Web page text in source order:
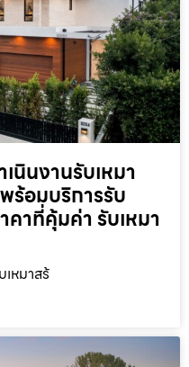
เนินงานรับเหมา
ร้อมบริการรับ
คาที่คุ้มค่า รับเหมา
เหมาสร้